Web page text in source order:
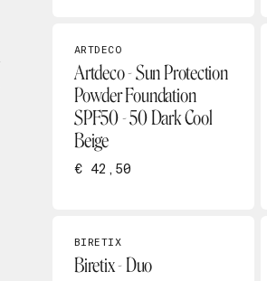
ARTDECO
Artdeco - Sun Protection
Powder Foundation
SPF50 - 50 Dark Cool
Beige
€ 42,50
BIRETIX
Biretix - Duo